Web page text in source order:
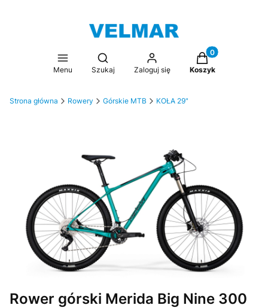
Menu
Otwórz wyszukiwarkę
Szukaj Zaloguj się
Produkty w
Koszyk
Strona główna Rowery Górskie MTB KOŁA 29"
Rower górski Merida Big Nine 300